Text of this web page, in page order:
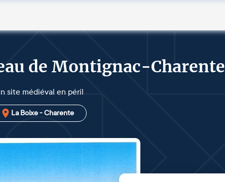
de Montignac-Charente
site médiéval en péril
La Boixe - Charente